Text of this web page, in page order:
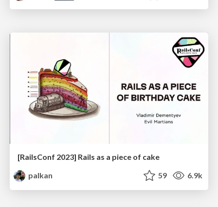
[RailsConf 2023] Rails as a piece of cake
palkan
59 6.9k